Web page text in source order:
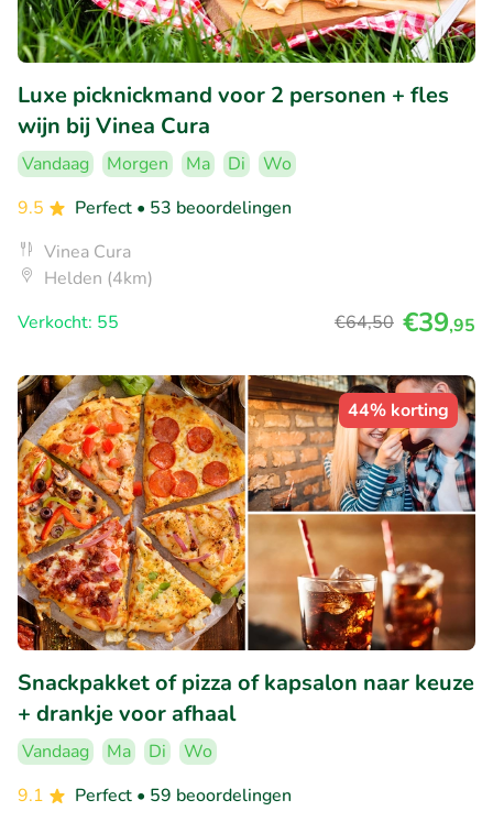
Luxe picknickmand voor 2 personen + fles
wijn bij Vinea Cura
Vandaag Morgen Ma Di
Wo
9.5
Perfect • 53 beoordelingen
Vinea Cura
Helden (4km)
Verkocht: 55
€64,50 €39,95
44% korting
Snackpakket of pizza of kapsalon naar keuze
+ drankje voor afhaal
Vandaag Ma Di
Wo
9.1
Perfect • 59 beoordelingen